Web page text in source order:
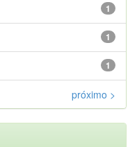
1
1
1
próximo >